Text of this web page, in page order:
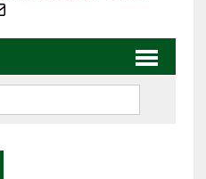
electrónico